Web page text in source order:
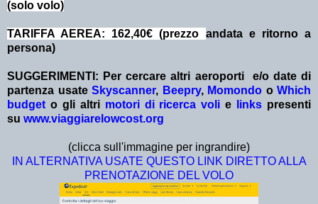
(solo volo)
TARIFFA AEREA: 162,40€ (prezzo andata e ritorno a
persona)
SUGGERIMENTI: Per cercare altri aeroporti e/o date di
partenza usate Skyscanner, Beepry, Momondo o Which
budget o gli altri motori di ricerca voli e links presenti
su www.viaggiarelowcost.org
(clicca sull'immagine per ingrandire)
IN ALTERNATIVA USATE QUESTO LINK DIRETTO ALLA
PRENOTAZIONE DEL VOLO